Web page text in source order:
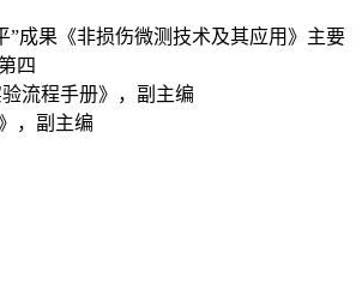
”成果《非损伤微测技术及其应用》主要
四
验流程手册》，副主编
，副主编